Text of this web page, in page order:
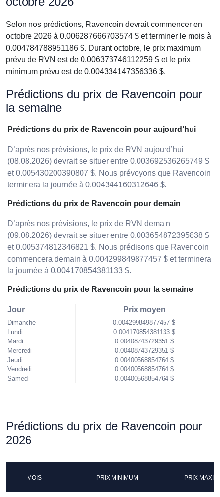
Selon nos prédictions, Ravencoin devrait commencer en
octobre 2026 à 0.006287666703574 $ et terminer le mois à
0.004784788951186 $. Durant octobre, le prix maximum
prévu de RVN est de 0.006373746112259 $ et le prix
minimum prévu est de 0.004334147356336 $.
Prédictions du prix de Ravencoin pour
la semaine
Prédictions du prix de Ravencoin pour aujourd’hui
D’après nos prévisions, le prix de RVN aujourd’hui
(08.08.2026) devrait se situer entre 0.003692536265749 $
et 0.005430200390807 $. Nous prévoyons que Ravencoin
terminera la journée à 0.004344160312646 $.
Prédictions du prix de Ravencoin pour demain
D’après nos prévisions, le prix de RVN demain
(09.08.2026) devrait se situer entre 0.003654872395838 $
et 0.005374812346821 $. Nous prédisons que Ravencoin
commencera demain à 0.004299849877457 $ et terminera
la journée à 0.004170854381133 $.
Prédictions du prix de Ravencoin pour la semaine
Jour
Dimanche
Lundi
Mardi
Mercredi
Jeudi
Vendredi
Samedi
Prix moyen
0.004299849877457 $
0.004170854381133 $
0.00408743729351 $
0.00408743729351 $
0.00400568854764 $
0.00400568854764 $
0.00400568854764 $
Prédictions du prix de Ravencoin pour
2026
MOIS PRIX MINIMUM PRIX